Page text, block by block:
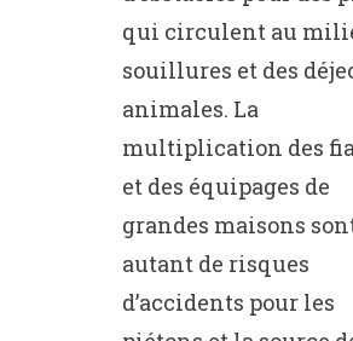
qui circulent au
souillures et des
animales. La
multiplication des
et des équipages de
grandes maisons
autant de risques
d’accidents pour les